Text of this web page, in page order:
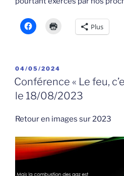
Plus
PUBLIÉ
LE
04/05/2024
Conférence « Le feu,
le 18/08/2023
Retour en images sur 2023